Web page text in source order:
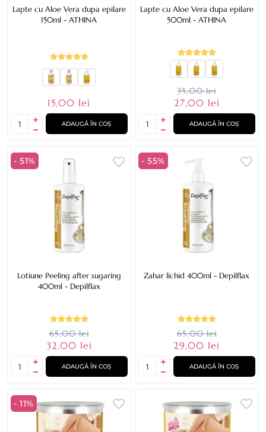
Lapte cu Aloe Vera dupa epilare
150ml - ATHINA
15,00 lei
ADAUGĂ ÎN COȘ
Lapte cu Aloe Vera dupa epilare
500ml - ATHINA
35,00 lei
27,00 lei
ADAUGĂ ÎN COȘ
- 51%
Lotiune Peeling after sugaring
400ml - Depilflax
65,00 lei
32,00 lei
ADAUGĂ ÎN COȘ
- 55%
Zahar lichid 400ml - Depilflax
65,00 lei
29,00 lei
ADAUGĂ ÎN COȘ
- 11%